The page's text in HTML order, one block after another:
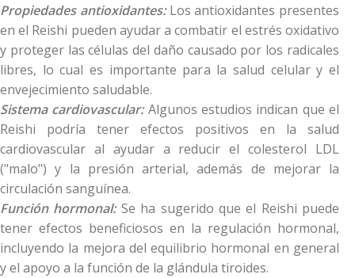
Propiedades antioxidantes:Los antioxidantes presentes
en el Reishi pueden ayudar a combatir el estrés oxidativo
y proteger las células del daño causado por los radicales
libres, lo cual es importante para la salud celular y el
envejecimiento saludable.
Sistema cardiovascular:Algunos estudios indican que el
Reishi podría tener efectos positivos en la salud
cardiovascular al ayudar a reducir el colesterol LDL
("malo") y la presión arterial, además de mejorar la
circulación sanguínea.
Función hormonal:Se ha sugerido que el Reishi puede
tener efectos beneficiosos en la regulación hormonal,
incluyendo la mejora del equilibrio hormonal en general
y el apoyo a la función de la glándula tiroides.